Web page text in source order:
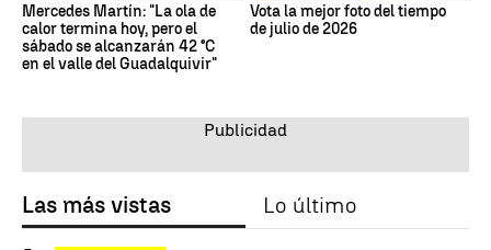
Mercedes Martín: "La ola de
calor termina hoy, pero el
sábado se alcanzarán 42 °C
en el valle del Guadalquivir"
Vota la mejor foto del tiempo
de julio de 2026
Las más vistas Lo último